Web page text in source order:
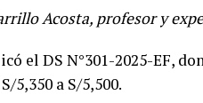
Acosta, profesor y
el DS N°301-2025-EF,
5,350 a S/5,500.